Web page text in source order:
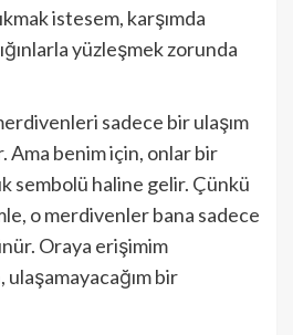
istesem, karşımda
yüzleşmek zorunda
sadece bir ulaşım
Ama benim için, onlar bir
sembolü haline gelir. Çünkü
o merdivenler bana sadece
Oraya erişimim
bir